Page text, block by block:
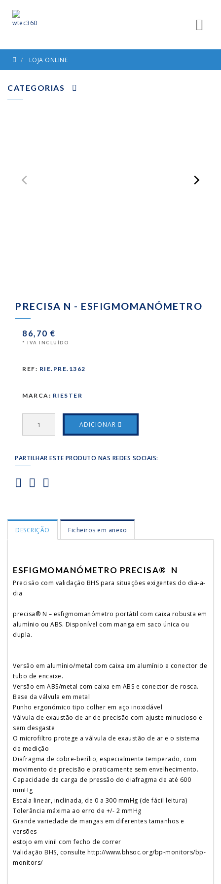
LOJA ONLINE
CATEGORIAS
PRECISA N - ESFIGMOMANÓMETRO
86,70 €
* IVA INCLUÍDO
REF: RIE.PRE.1362
MARCA: RIESTER
ADICIONAR
PARTILHAR ESTE PRODUTO NAS REDES SOCIAIS:
DESCRIÇÃO Ficheiros em anexo
ESFIGMOMANÓMETRO PRECISA® N
Precisão com validação BHS para situações exigentes do dia-a-
dia
precisa® N – esfigmomanómetro portátil com caixa robusta em
alumínio ou ABS. Disponível com manga em saco única ou
dupla.
Versão em alumínio/metal com caixa em alumínio e conector de
tubo de encaixe.
Versão em ABS/metal com caixa em ABS e conector de rosca.
Base da válvula em metal
Punho ergonómico tipo colher em aço inoxidável
Válvula de exaustão de ar de precisão com ajuste minucioso e
sem desgaste
O microfiltro protege a válvula de exaustão de ar e o sistema
de medição
Diafragma de cobre-berílio, especialmente temperado, com
movimento de precisão e praticamente sem envelhecimento.
Capacidade de carga de pressão do diafragma de até 600
mmHg
Escala linear, inclinada, de 0 a 300 mmHg (de fácil leitura)
Tolerância máxima ao erro de +/- 2 mmHg
Grande variedade de mangas em diferentes tamanhos e
versões
estojo em vinil com fecho de correr
Validação BHS, consulte http://www.bhsoc.org/bp-monitors/bp-
monitors/